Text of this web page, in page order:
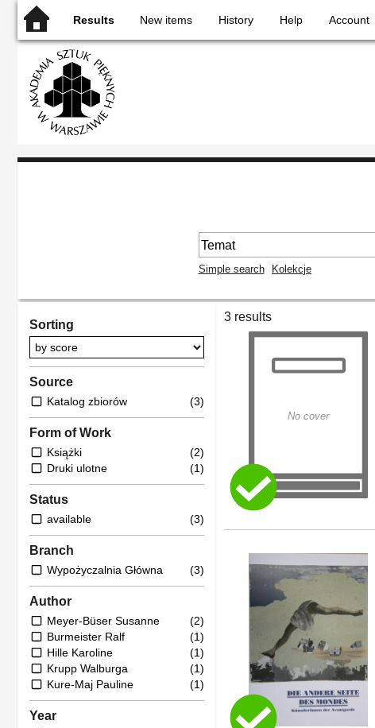
Results New items History Help Account
Simple search Kolekcje
Sorting
Source
Katalog zbiorów (3)
Form of Work
Książki
(2)
Druki ulotne
(1)
Status
available (3)
Branch
Wypożyczalnia Główna (3)
Author
Meyer-Büser Susanne
(2)
Burmeister Ralf
(1)
Hille Karoline
(1)
Krupp Walburga
(1)
Kure-Maj Pauline
(1)
Year
3 results
No cover